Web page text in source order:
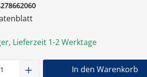
Lieferzeit 1-2 Werktage
Anzahl: Gib denIn den Warenkorb